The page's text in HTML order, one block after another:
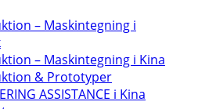
– Maskintegning i
– Maskintegning i Kina
& Prototyper
ASSISTANCE i Kina